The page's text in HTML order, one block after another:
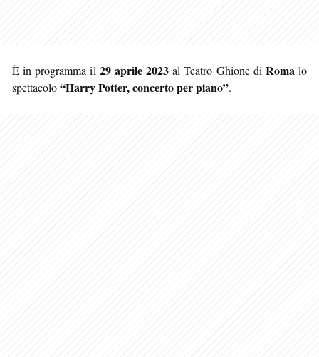
È in programma il 29 aprile 2023 al Teatro Ghione di Roma lo
spettacolo“Harry Potter, concerto per piano”.